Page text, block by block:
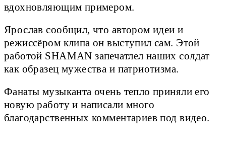
вдохновляющим примером.
Ярослав сообщил, что автором идеи и
режиссёром клипа он выступил сам. Этой
работой SHAMAN запечатлел наших солдат
как образец мужества и патриотизма.
Фанаты музыканта очень тепло приняли его
новую работу и написали много
благодарственных комментариев под видео.